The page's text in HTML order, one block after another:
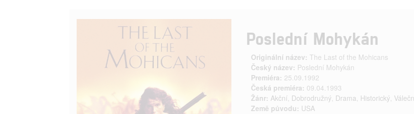
Poslední Mohykán
Originální název: The Last of the Mohicans
Český název: Poslední Mohykán
Premiéra: 25.09.1992
Česká premiéra: 09.04.1993
Žánr: Akční, Dobrodružný, Drama, Historický,
Země původu: USA